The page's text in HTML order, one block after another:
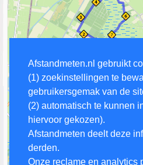
Afstandmeten.nl gebruikt
(1) zoekinstellingen te
gebruikersgemak van de
(2) automatisch te kunnen
hiervoor gekozen).
Afstandmeten deelt deze
derden.
Onze reclame en analytics